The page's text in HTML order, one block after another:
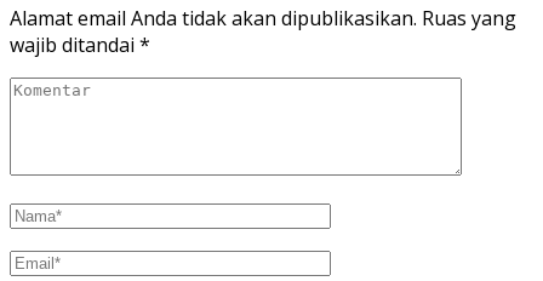
Alamat email Anda tidak akan dipublikasikan. Ruas yang
wajib ditandai *